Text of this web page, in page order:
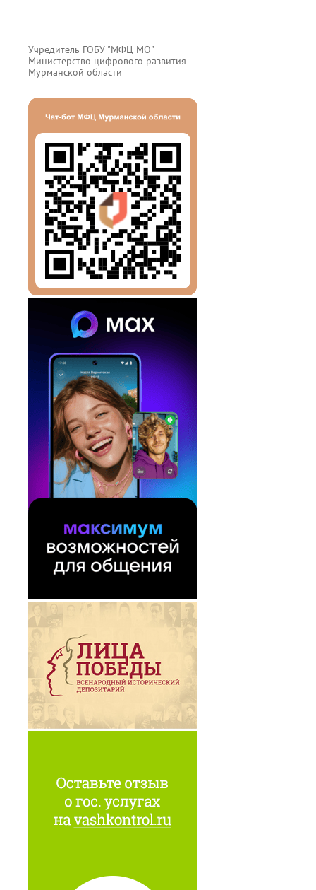
Учредитель ГОБУ "МФЦ МО"
Министерство цифрового развития
Мурманской области